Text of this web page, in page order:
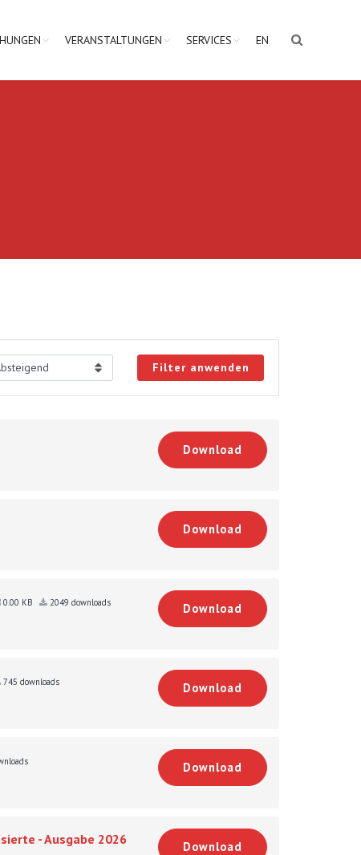
VERANSTALTUNGEN SERVICES EN
Filter anwenden
Download
Download
0.00 KB 2049 downloads Download
745 downloads Download
Download
- Ausgabe 2026 Download